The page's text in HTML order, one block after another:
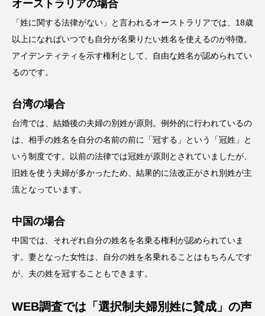
オーストラリアの場合
「姓に関する法律がない」と言われるオーストラリアでは、18歳
以上になればいつでも自分が名乗りたい姓名を使えるのが特徴。
アイデンティティを示す権利として、自由な姓名が認められてい
るのです。
台湾の場合
台湾では、結婚後の夫婦の別姓が原則。例外的に行われているの
は、相手の姓名を自分の名前の前に「冠する」という「冠姓」と
いう制度です。以前の法律では冠姓が原則とされていましたが、
旧姓を使う夫婦が多かったため、結果的に法改正がされ別姓が主
流となっています。
中国の場合
中国では、それぞれ自分の姓名を名乗る権利が認められていま
す。妻となった女性は、自分の姓を名乗れることはもちろんです
が、夫の姓を冠することもできます。
WEB調査では「選択制夫婦別姓に賛成」の声